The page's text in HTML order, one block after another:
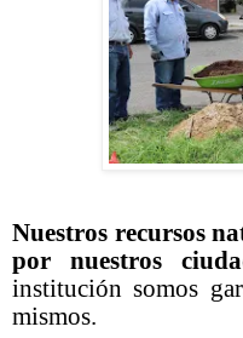
Nuestros recursos
por nuestros
institución somos
mismos.